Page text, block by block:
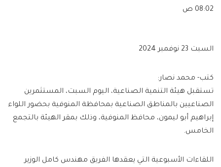
08:02 ص
السبت 23 نوفمبر 2024
كتب- محمد نصار:
تستقبل هيئة التنمية الصناعية، اليوم السبت، المستثمرين
الصناعيين بالمناطق الصناعية بمحافظة المنوفية بحضور اللواء
إبراهيم أبو ليمون، محافظ المنوفية، وذلك بمقر الهيئة بالتجمع
الخامس.
اللقاءات الأسبوعية التي يعقدها الفريق مهندس كامل الوزير